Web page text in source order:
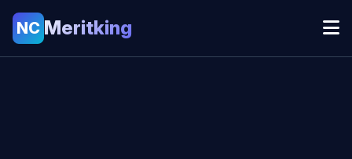
NC Meritking